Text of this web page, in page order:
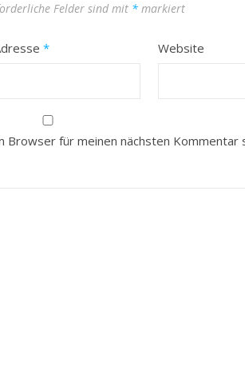
Felder sind mit * markiert
* Website
Browser für meinen nächsten Kommentar